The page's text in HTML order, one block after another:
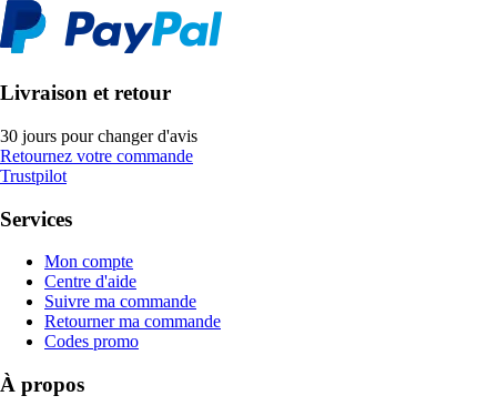
Livraison et retour
30 jours pour changer d'avis
Retournez votre commande
Trustpilot
Services
Mon compte
Centre d'aide
Suivre ma commande
Retourner ma commande
Codes promo
À propos